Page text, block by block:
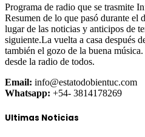
Programa de radio que se trasmite
Resumen de lo que pasó durante el
lugar de las noticias y anticipos de
siguiente.La vuelta a casa después
también el gozo de la buena
desde la radio de todos.
Email: info@estatodobientuc.com
Whatsapp: +54- 3814178269
Ultimas Noticias